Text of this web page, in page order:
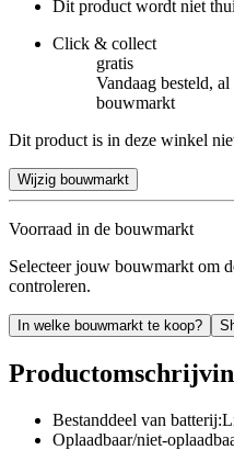
Dit product wordt niet
Click & collect
gratis
Vandaag besteld,
bouwmarkt
Dit product is in deze winkel
Wijzig bouwmarkt
Voorraad in de bouwmarkt
Selecteer jouw bouwmarkt om
controleren.
In welke bouwmarkt te koop?
Bestanddeel van
Oplaadbaar/niet-